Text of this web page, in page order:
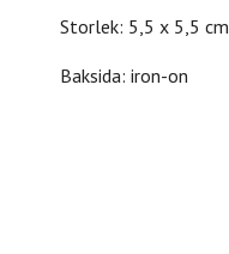
Storlek: 5,5 x 5,5 cm
Baksida: iron-on